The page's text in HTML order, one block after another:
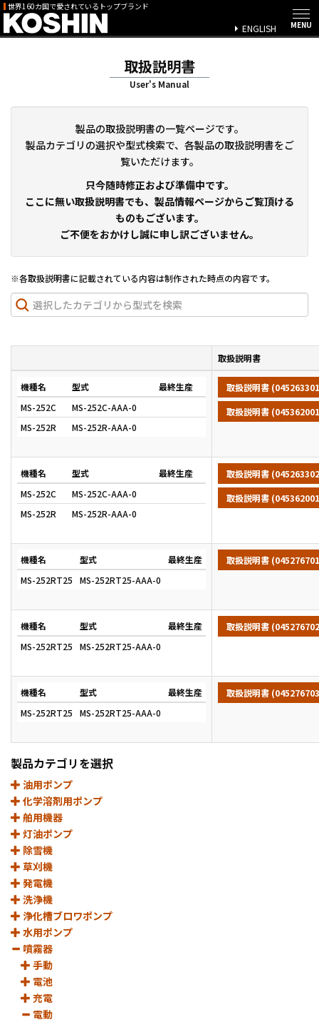
世界160カ国で愛されているトップブランド
ENGLISH
取扱説明書
User's Manual
製品の取扱説明書の一覧ページです。
製品カテゴリの選択や型式検索で、各製品の取扱説明書をご
覧いただけます。
只今随時修正および準備中です。
ここに無い取扱説明書でも、製品情報ページからご覧頂ける
ものもございます。
ご不便をおかけし誠に申し訳ございません。
※各取扱説明書に記載されている内容は制作された時点の内容です。
取扱説明書
機種名 型式
最終生産
MS-252C
MS-252C-AAA-0
MS-252R
MS-252R-AAA-0
取扱説明書
取扱説明書
機種名 型式
最終生産
MS-252C
MS-252C-AAA-0
MS-252R
MS-252R-AAA-0
取扱説明書
取扱説明書
機種名 型式
最終生産
MS-252RT25
MS-252RT25-AAA-0
取扱説明書
機種名 型式
最終生産
MS-252RT25
MS-252RT25-AAA-0
取扱説明書
機種名 型式
最終生産
MS-252RT25
MS-252RT25-AAA-0
取扱説明書
製品カテゴリを選択
油用ポンプ
化学溶剤用ポンプ
舶用機器
灯油ポンプ
除雪機
草刈機
発電機
洗浄機
浄化槽ブロワポンプ
水用ポンプ
噴霧器
手動
電池
充電
電動